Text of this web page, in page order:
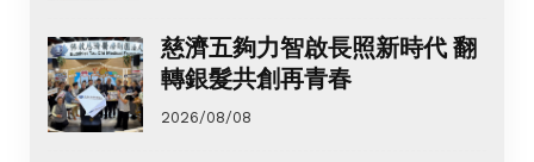
慈濟五夠力智啟長照新時代 翻
轉銀髮共創再青春
2026/08/08